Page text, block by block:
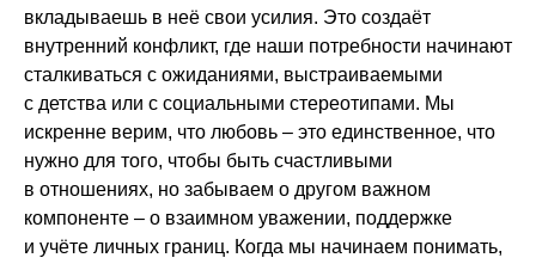
вкладываешь в неё свои усилия. Это создаёт
внутренний конфликт, где наши потребности начинают
сталкиваться с ожиданиями, выстраиваемыми
с детства или с социальными стереотипами. Мы
искренне верим, что любовь – это единственное, что
нужно для того, чтобы быть счастливыми
в отношениях, но забываем о другом важном
компоненте – о взаимном уважении, поддержке
и учёте личных границ. Когда мы начинаем понимать,